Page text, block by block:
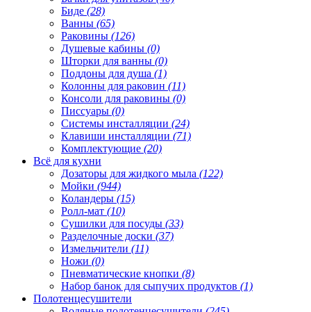
Биде (28)
Ванны (65)
Раковины (126)
Душевые кабины (0)
Шторки для ванны (0)
Поддоны для душа (1)
Колонны для раковин (11)
Консоли для раковины (0)
Писсуары (0)
Системы инсталляции (24)
Клавиши инсталляции (71)
Комплектующие (20)
Всё для кухни
Дозаторы для жидкого мыла (122)
Мойки (944)
Коландеры (15)
Ролл-мат (10)
Сушилки для посуды (33)
Разделочные доски (37)
Измельчители (11)
Ножи (0)
Пневматические кнопки (8)
Набор банок для сыпучих продуктов (1)
Полотенцесушители